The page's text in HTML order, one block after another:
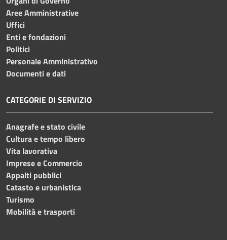
Aree Amministrative
Uffici
Enti e fondazioni
Politici
Personale Amministrativo
Documenti e dati
CATEGORIE DI SERVIZIO
Anagrafe e stato civile
Cultura e tempo libero
Vita lavorativa
Imprese e Commercio
Appalti pubblici
Catasto e urbanistica
Turismo
Mobilità e trasporti